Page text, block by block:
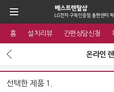
홈 설치리뷰 간편상담신청
온라인
선택한 제품 1.